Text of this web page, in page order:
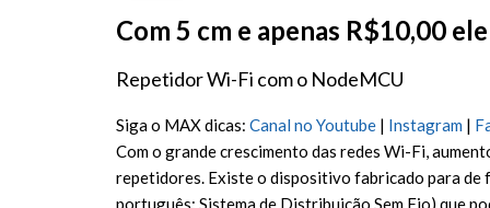
Com 5 cm e apenas R$10,00
Repetidor Wi-Fi com o NodeMCU
Siga o MAX dicas: Canal no Youtube | Instagram |
Com o grande crescimento das redes Wi-Fi,
repetidores. Existe o dispositivo fabricado para de
português: Sistema de Distribuição Sem Fio) que